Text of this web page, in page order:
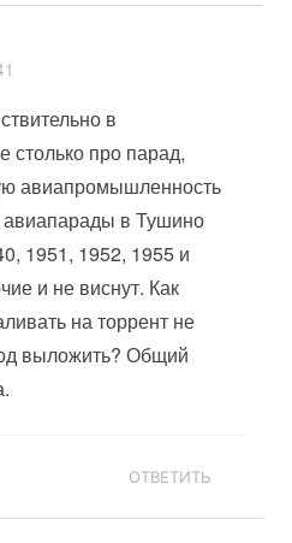
в
столько про парад,
авиапромышленность
в Тушино
1951, 1952, 1955 и
и не виснут. Как
на торрент не
выложить? Общий
ОТВЕТИТЬ